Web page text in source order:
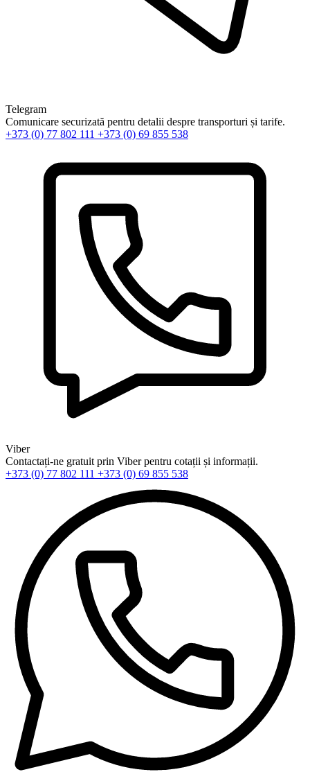
Telegram
Comunicare securizată pentru detalii despre transporturi și tarife.
+373 (0) 77 802 111 +373 (0) 69 855 538
Viber
Contactați-ne gratuit prin Viber pentru cotații și informații.
+373 (0) 77 802 111 +373 (0) 69 855 538